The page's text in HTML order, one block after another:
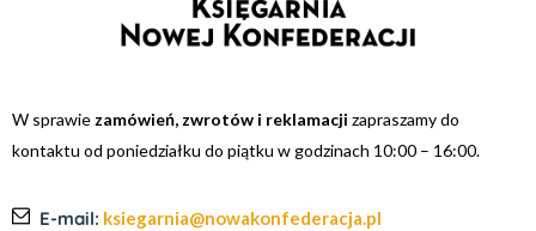
W sprawie zamówień, zwrotów i reklamacji zapraszamy do
kontaktu od poniedziałku do piątku w godzinach 10:00 – 16:00.
E-mail: ksiegarnia@nowakonfederacja.pl